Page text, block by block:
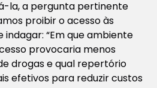
la, a pergunta pertinente
proibir o acesso às
indagar: “Em que ambiente
provocaria menos
drogas e qual repertório
efetivos para reduzir custos